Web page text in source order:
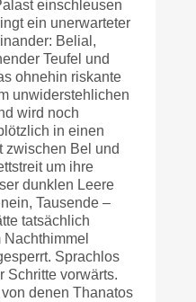
einschleusen
ein unerwarteter
Belial,
Teufel und
ohnehin riskante
unwiderstehlichen
wird noch
in einen
zwischen Bel und
um ihre
dunklen Leere
Tausende –
tatsächlich
Sprachlos
Schritte vorwärts.
denen Thanatos